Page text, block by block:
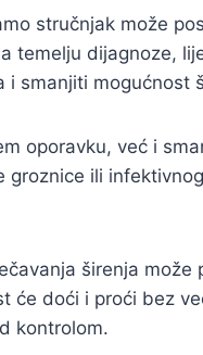
stručnjak može
dijagnoze,
smanjiti mogućnost
oporavku, već i
ili
širenja
doći i proći bez
kontrolom.